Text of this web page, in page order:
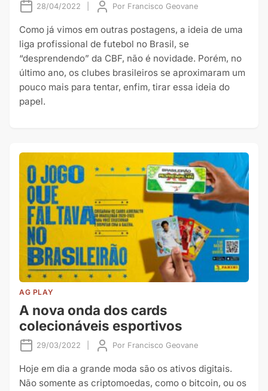
28/04/2022 Por Francisco Geovane
Como já vimos em outras postagens, a ideia de uma
liga profissional de futebol no Brasil, se
“desprendendo” da CBF, não é novidade. Porém, no
último ano, os clubes brasileiros se aproximaram um
pouco mais para tentar, enfim, tirar essa ideia do
papel.
AG PLAY
A nova onda dos cards
colecionáveis esportivos
29/03/2022 Por Francisco Geovane
Hoje em dia a grande moda são os ativos digitais.
Não somente as criptomoedas, como o bitcoin, ou os